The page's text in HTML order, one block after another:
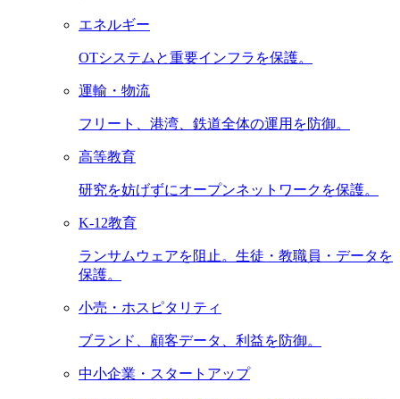
エネルギー
OTシステムと重要インフラを保護。
運輸・物流
フリート、港湾、鉄道全体の運用を防御。
高等教育
研究を妨げずにオープンネットワークを保護。
K-12教育
ランサムウェアを阻止。生徒・教職員・データを
保護。
小売・ホスピタリティ
ブランド、顧客データ、利益を防御。
中小企業・スタートアップ